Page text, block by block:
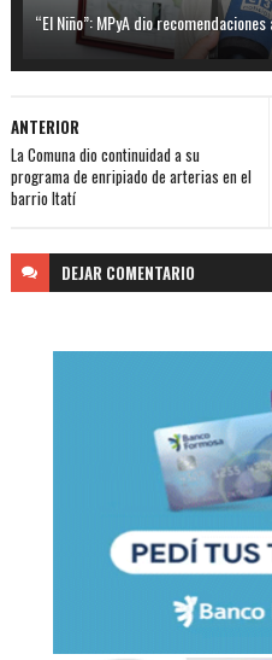
“El Niño”: MPyA dio
ANTERIOR
La Comuna dio continuidad a su
programa de enripiado de arterias en el
barrio Itatí
DEJAR COMENTARIO